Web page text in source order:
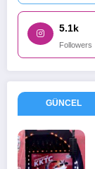
5.1k
Followers
GÜNCEL